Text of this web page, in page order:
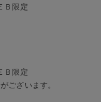
Ｂ限定
Ｂ限定
ございます。